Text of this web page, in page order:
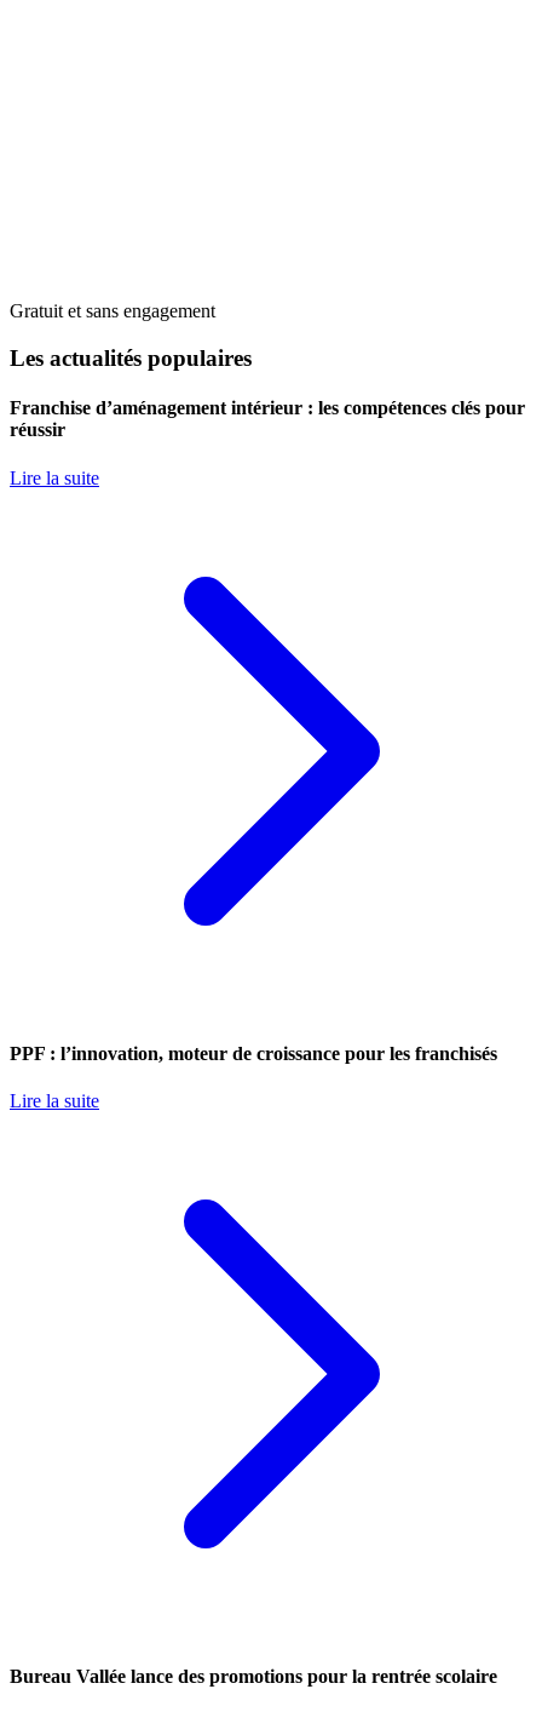
Gratuit et sans engagement
Les actualités populaires
Franchise d’aménagement intérieur : les compétences clés pour
réussir
Lire la suite
PPF : l’innovation, moteur de croissance pour les franchisés
Lire la suite
Bureau Vallée lance des promotions pour la rentrée scolaire